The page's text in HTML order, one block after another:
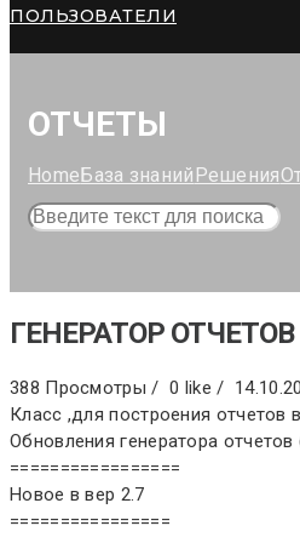
ПОЛЬЗОВАТЕЛИ
ОТЧЕТЫ
HomeБаза знаний Решения
ГЕНЕРАТОР ОТЧЕТОВ
388 Просмотры / 0 like /
Класс ,для построения отчетов
Обновления генератора
=================
Новое в вер 2.7
================